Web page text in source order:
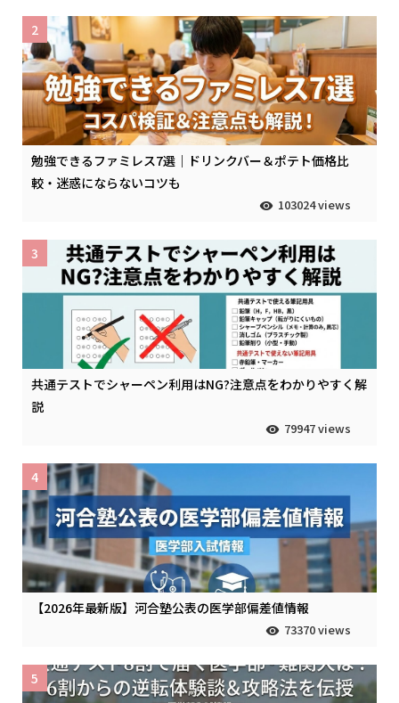
勉強できるファミレス7選｜ドリンクバー＆ポテト価格比
較・迷惑にならないコツも
103024 views
2
共通テストでシャーペン利用はNG?注意点をわかりやすく解
説
79947 views
3
【2026年最新版】河合塾公表の医学部偏差値情報
73370 views
4
5